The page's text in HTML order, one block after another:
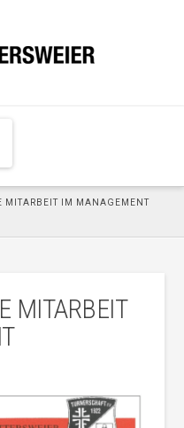
MITARBEIT IM MANAGEMENT
MITARBEIT